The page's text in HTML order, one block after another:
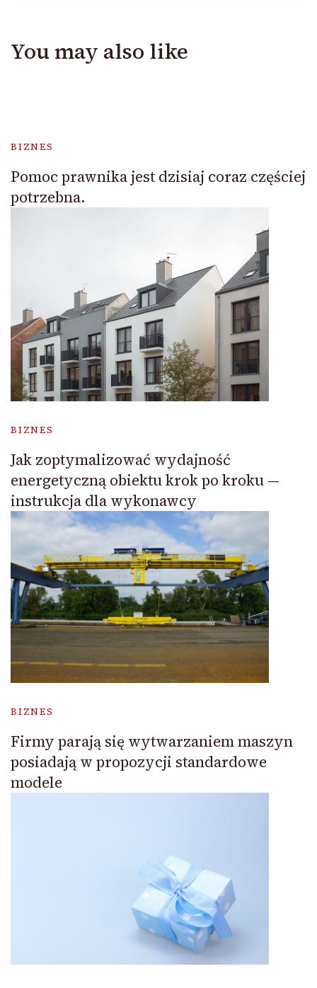
You may also like
BIZNES
Pomoc prawnika jest dzisiaj coraz częściej
potrzebna.
BIZNES
Jak zoptymalizować wydajność
energetyczną obiektu krok po kroku —
instrukcja dla wykonawcy
BIZNES
Firmy parają się wytwarzaniem maszyn
posiadają w propozycji standardowe
modele